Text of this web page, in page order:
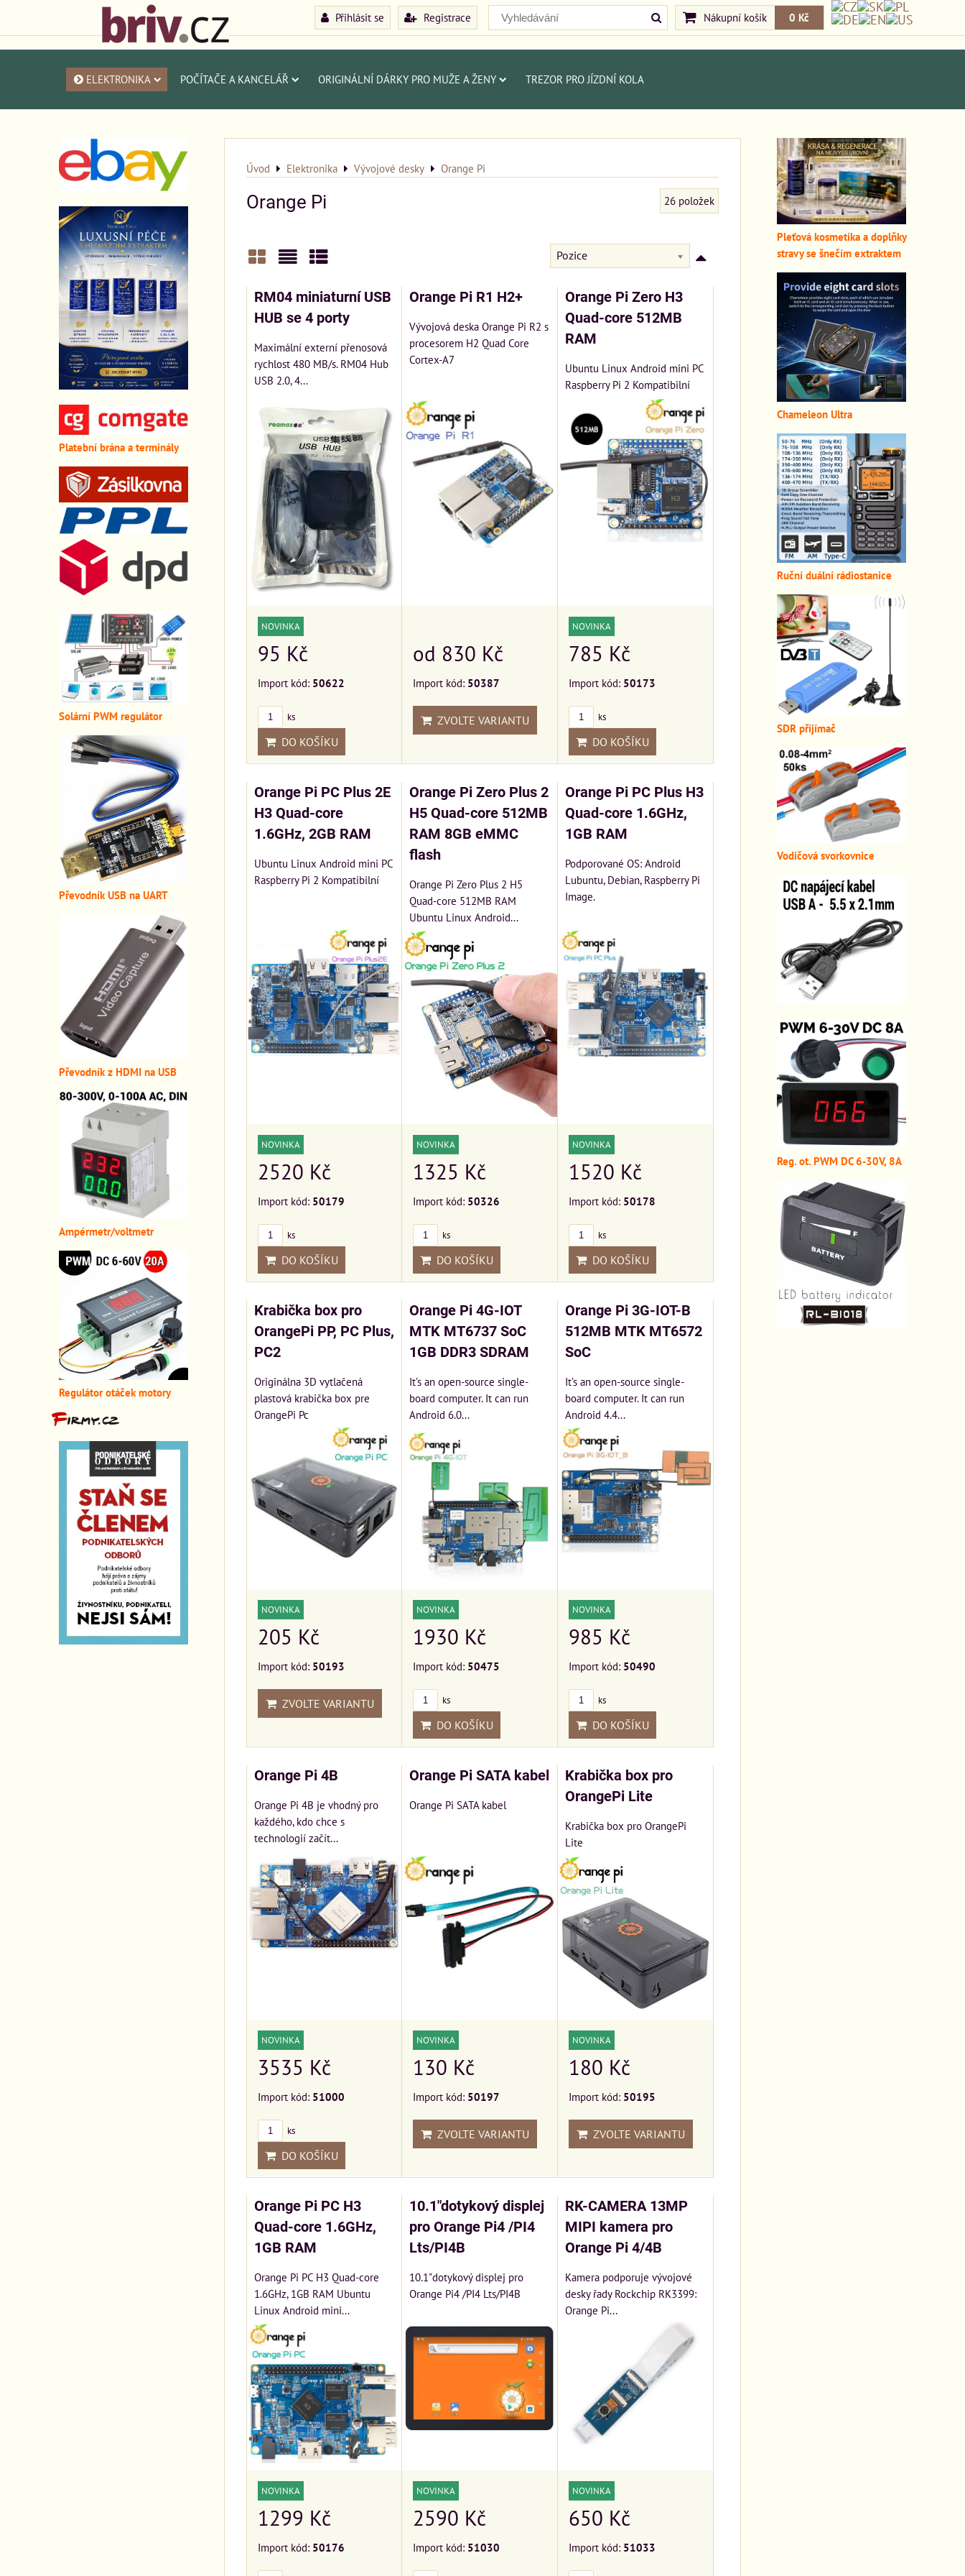
Přihlásit se Registrace Nákupní košík 0 Kč
ELEKTRONIKA POČÍTAČE A KANCELÁŘ ORIGINÁLNÍ DÁRKY PRO MUŽE A ŽENY TREZOR PRO JÍZDNÍ KOLA
Úvod Elektronika Vývojové desky Orange Pi
Orange Pi 26 položek
Mřížka
Pozice
RM04 miniaturní USB
HUB se 4 porty
Maximální externí přenosová
rychlost 480 MB/s. RM04 Hub
USB 2.0, 4...
NOVINKA
95 Kč
Import kód: 50622
ks
DO KOŠÍKU
Orange Pi R1 H2+
Vývojová deska Orange Pi R2 s
procesorem H2 Quad Core
Cortex-A7
od 830 Kč
Import kód: 50387
ZVOLTE VARIANTU
Orange Pi Zero H3
Quad-core 512MB
RAM
Ubuntu Linux Android mini PC
Raspberry Pi 2 Kompatibilní
NOVINKA
785 Kč
Import kód: 50173
ks
DO KOŠÍKU
Orange Pi PC Plus 2E
H3 Quad-core
1.6GHz, 2GB RAM
Ubuntu Linux Android mini PC
Raspberry Pi 2 Kompatibilní
NOVINKA
2520 Kč
Import kód: 50179
ks
DO KOŠÍKU
Orange Pi Zero Plus 2
H5 Quad-core 512MB
RAM 8GB eMMC
flash
Orange Pi Zero Plus 2 H5
Quad-core 512MB RAM
Ubuntu Linux Android...
NOVINKA
1325 Kč
Import kód: 50326
ks
DO KOŠÍKU
Orange Pi PC Plus H3
Quad-core 1.6GHz,
1GB RAM
Podporované OS: Android
Lubuntu, Debian, Raspberry Pi
Image.
NOVINKA
1520 Kč
Import kód: 50178
ks
DO KOŠÍKU
Krabička box pro
OrangePi PP, PC Plus,
PC2
Originálna 3D vytlačená
plastová krabička box pre
OrangePi Pc
NOVINKA
205 Kč
Import kód: 50193
ZVOLTE VARIANTU
Orange Pi 4G-IOT
MTK MT6737 SoC
1GB DDR3 SDRAM
It’s an open-source single-
board computer. It can run
Android 6.0...
NOVINKA
1930 Kč
Import kód: 50475
ks
DO KOŠÍKU
Orange Pi 3G-IOT-B
512MB MTK MT6572
SoC
It’s an open-source single-
board computer. It can run
Android 4.4...
NOVINKA
985 Kč
Import kód: 50490
ks
DO KOŠÍKU
Orange Pi 4B
Orange Pi 4B je vhodný pro
každého, kdo chce s
technologií začít...
NOVINKA
3535 Kč
Import kód: 51000
ks
DO KOŠÍKU
Orange Pi SATA kabel
Orange Pi SATA kabel
NOVINKA
130 Kč
Import kód: 50197
ZVOLTE VARIANTU
Krabička box pro
OrangePi Lite
Krabička box pro OrangePi
Lite
NOVINKA
180 Kč
Import kód: 50195
ZVOLTE VARIANTU
Orange Pi PC H3
Quad-core 1.6GHz,
1GB RAM
Orange Pi PC H3 Quad-core
1.6GHz, 1GB RAM Ubuntu
Linux Android mini...
NOVINKA
1299 Kč
Import kód: 50176
10.1"dotykový displej
pro Orange Pi4 /PI4
Lts/PI4B
10.1"dotykový displej pro
Orange Pi4 /PI4 Lts/PI4B
NOVINKA
2590 Kč
Import kód: 51030
RK-CAMERA 13MP
MIPI kamera pro
Orange Pi 4/4B
Kamera podporuje vývojové
desky řady Rockchip RK3399:
Orange Pi...
NOVINKA
650 Kč
Import kód: 51033
Platební brána a terminály
Solární PWM regulátor
Převodník USB na UART
Převodník z HDMI na USB
Ampérmetr/voltmetr
Regulátor otáček motory
Pleťová kosmetika a doplňky
stravy se šnečím extraktem
Chameleon Ultra
Ruční duální rádiostanice
SDR přijímač
Vodičová svorkovnice
Reg. ot. PWM DC 6-30V, 8A